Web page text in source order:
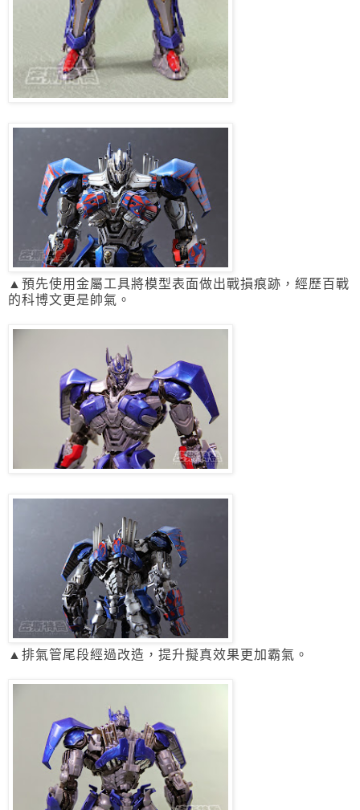
▲預先使用金屬工具將模型表面做出戰損痕跡，經歷百戰
的科博文更是帥氣。
▲排氣管尾段經過改造，提升擬真效果更加霸氣。